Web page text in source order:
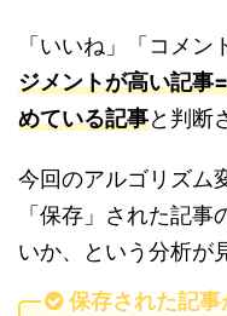
「いいね」「コメン
ジメントが高い記事
めている記事と判断
今回のアルゴリズム
「保存」された記
いか、という分析が
保存された記